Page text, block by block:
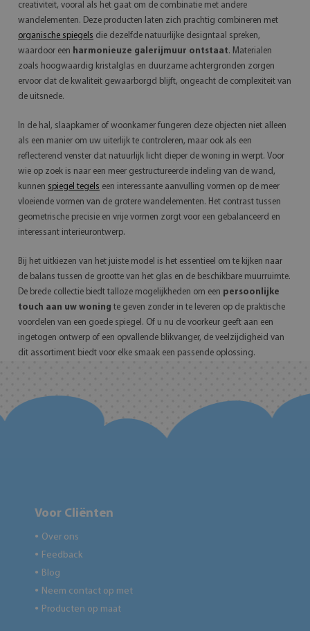
creativiteit, vooral als het gaat om de combinatie met andere
wandelementen. Deze producten laten zich prachtig combineren met
organische spiegels die dezelfde natuurlijke designtaal spreken,
waardoor een harmonieuze galerijmuur ontstaat. Materialen
zoals hoogwaardig kristalglas en duurzame achtergronden zorgen
ervoor dat de kwaliteit gewaarborgd blijft, ongeacht de complexiteit van
de uitsnede.
In de hal, slaapkamer of woonkamer fungeren deze objecten niet alleen
als een manier om uw uiterlijk te controleren, maar ook als een
reflecterend venster dat natuurlijk licht dieper de woning in werpt. Voor
wie op zoek is naar een meer gestructureerde indeling van de wand,
kunnen spiegel tegels een interessante aanvulling vormen op de meer
vloeiende vormen van de grotere wandelementen. Het contrast tussen
geometrische precisie en vrije vormen zorgt voor een gebalanceerd en
interessant interieurontwerp.
Bij het uitkiezen van het juiste model is het essentieel om te kijken naar
de balans tussen de grootte van het glas en de beschikbare muurruimte.
De brede collectie biedt talloze mogelijkheden om een persoonlijke
touch aan uw woning te geven zonder in te leveren op de praktische
voordelen van een goede spiegel. Of u nu de voorkeur geeft aan een
ingetogen ontwerp of een opvallende blikvanger, de veelzijdigheid van
dit assortiment biedt voor elke smaak een passende oplossing.
Voor Cliënten
● Over ons
● Feedback
● Blog
● Neem contact op met
● Producten op maat